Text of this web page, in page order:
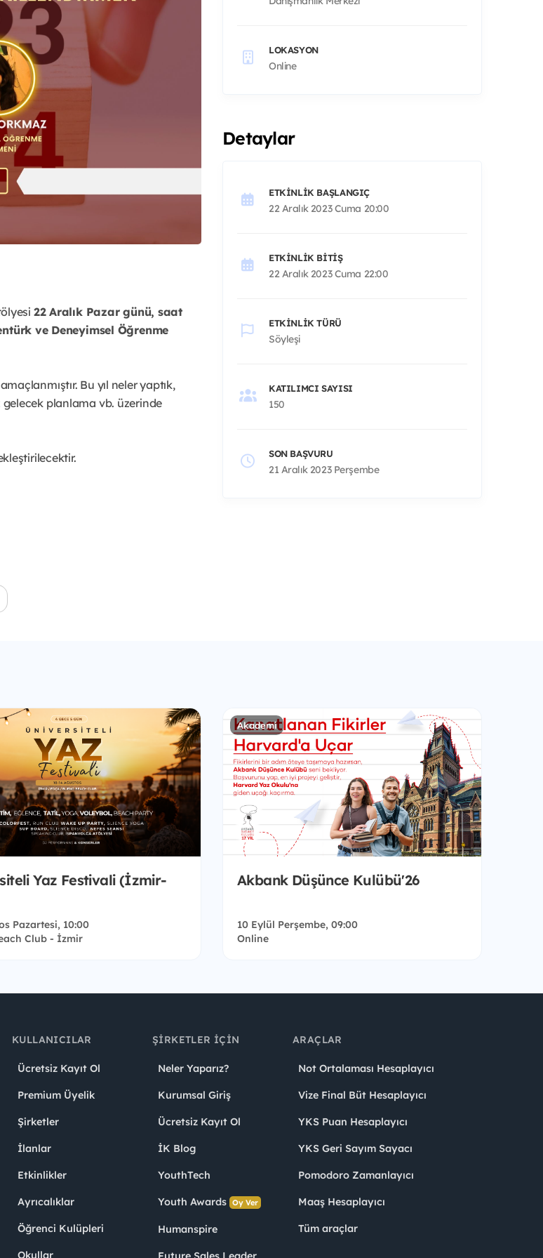
22 Aralık Pazar günü, saat
ve Deneyimsel Öğrenme
Bu yıl neler yaptık,
planlama vb. üzerinde
LOKASYON
Online
Detaylar
ETKINLIK BAŞLANGIÇ
22 Aralık 2023 Cuma 20:00
ETKINLIK BITIŞ
22 Aralık 2023 Cuma 22:00
ETKINLIK TÜRÜ
Söyleşi
KATILIMCI SAYISI
150
SON BAŞVURU
21 Aralık 2023 Perşembe
Yaz Festivali (İzmir-
Pazartesi, 10:00
Club - İzmir
Akademi
Akbank Düşünce Kulübü'26
10 Eylül Perşembe, 09:00
Online
KULLANICILAR
Ücretsiz Kayıt Ol
Premium Üyelik
Şirketler
İlanlar
Etkinlikler
Ayrıcalıklar
Öğrenci Kulüpleri
Okullar
ŞIRKETLER İÇIN
Neler Yaparız?
Kurumsal Giriş
Ücretsiz Kayıt Ol
İK Blog
YouthTech
Youth Awards Oy Ver
Humanspire
ARAÇLAR
Not Ortalaması Hesaplayıcı
Vize Final Büt Hesaplayıcı
YKS Puan Hesaplayıcı
YKS Geri Sayım Sayacı
Pomodoro Zamanlayıcı
Maaş Hesaplayıcı
Tüm araçlar